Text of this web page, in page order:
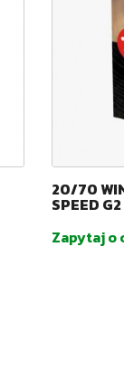
20/70
SPEED
Zapytaj o